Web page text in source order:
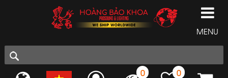
MENU
0 0